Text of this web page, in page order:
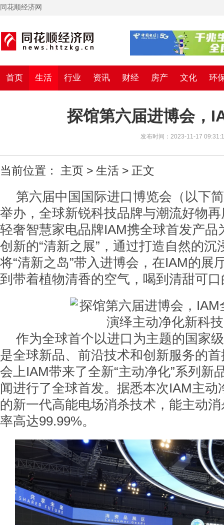
同花顺经济网
首页 生活 行业 资讯 财经 房产 文化 环
探馆第六届进博会，
发布时间：2023-11-17
当前位置： 主页 > 生活 > 正文
第六届中国国际进口博览会（以下
举办，全球新锐科技品牌与潮流好物
轻奢智慧家电品牌IAM携全球首发产品
创新的“清新之展”，通过打造自然的沉
将“清新之岛”带入进博会，在IAM的展
到带着植物清香的空气，喝到清甜可
作为全球首个以进口为主题的国家
是全球新品、前沿技术和创新服务的
会上IAM带来了全新“主动净化”系列新
闻进行了全球首发。据悉本次IAM主动
的新一代高能电场消杀技术，能主动
率高达99.99%。